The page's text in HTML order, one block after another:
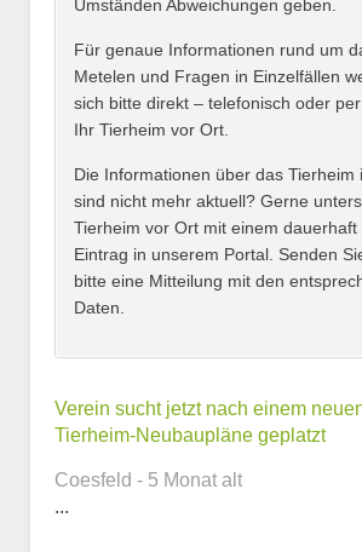
Name des Tierheims*
E-Mail-Adresse
Umständen Abweichungen geben.
Für genaue Informationen rund um
Metelen und Fragen in Einzelfällen
sich bitte direkt – telefonisch oder
Ihr Tierheim vor Ort.
Die Informationen über das Tierheim
sind nicht mehr aktuell? Gerne
Tierheim vor Ort mit einem dauerhaft
Eintrag in unserem Portal. Senden
bitte eine Mitteilung mit den
Daten.
Verein sucht jetzt nach einem
Tierheim-Neubaupläne geplatzt
Coesfeld - 5 Monat alt
...